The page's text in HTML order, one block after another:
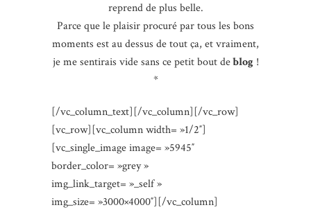
reprend de plus belle.
Parce que le plaisir procuré par tous les bons
moments est au dessus de tout ça, et vraiment,
je me sentirais vide sans ce petit bout deblog !
*
[/vc_column_text][/vc_column][/vc_row]
[vc_row][vc_column width= »1/2″]
[vc_single_image image= »5945″
border_color= »grey »
img_link_target= »_self »
img_size= »3000×4000″][/vc_column]